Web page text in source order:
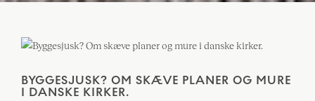
BYGGESJUSK? OM SKÆVE PLANER OG MURE
I DANSKE KIRKER.